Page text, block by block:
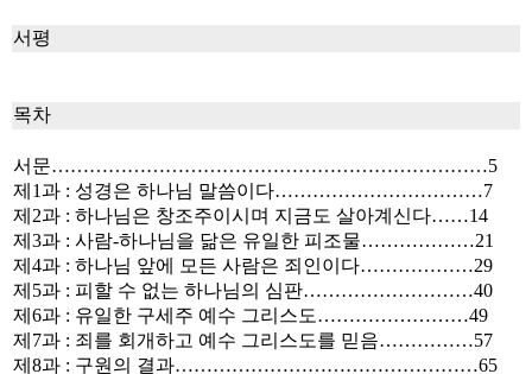
서평
목차
서문……………………………………………………………5
제1과 : 성경은 하나님 말씀이다……………………………7
제2과 : 하나님은 창조주이시며 지금도 살아계신다……14
제3과 : 사람-하나님을 닮은 유일한 피조물………………21
제4과 : 하나님 앞에 모든 사람은 죄인이다………………29
제5과 : 피할 수 없는 하나님의 심판………………………40
제6과 : 유일한 구세주 예수 그리스도……………………49
제7과 : 죄를 회개하고 예수 그리스도를 믿음……………57
제8과 : 구원의 결과…………………………………………65